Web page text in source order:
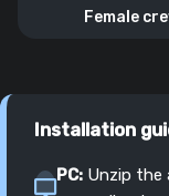
Female
Installation
PC: Unzip the